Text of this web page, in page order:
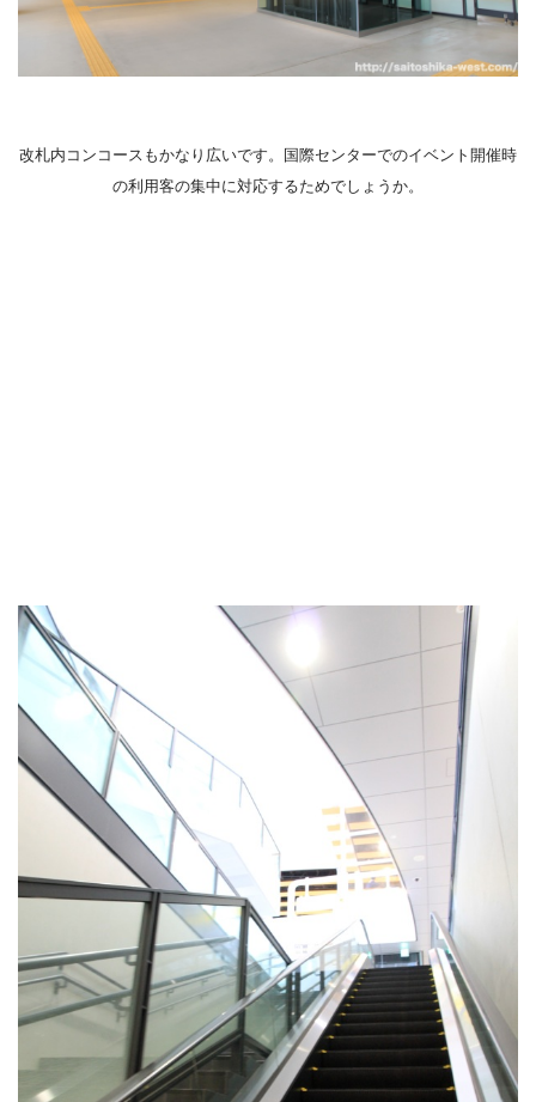
改札内コンコースもかなり広いです。国際センターでのイベント開催時
の利用客の集中に対応するためでしょうか。